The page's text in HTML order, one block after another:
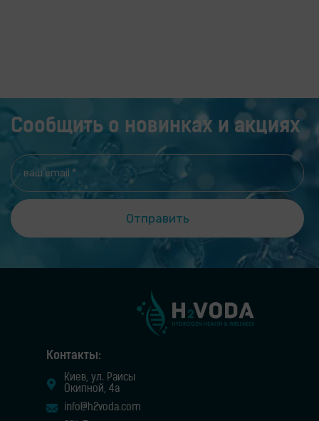
Сообщить о новинках и акциях
Контакты:
Киев, ул. Раисы
Окипной, 4а
info@h2voda.com